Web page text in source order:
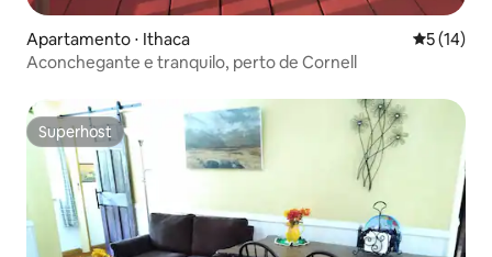
Apartamento ⋅ Ithaca 5 de uma
5 (14)
Aconchegante e tranquilo, perto de Cornell
Superhost
Superhost